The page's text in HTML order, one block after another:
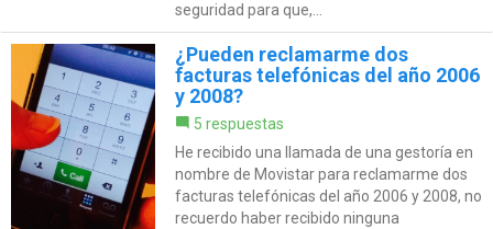
seguridad para que,...
¿Pueden reclamarme dos
facturas telefónicas del año 2006
y 2008?
5 respuestas
He recibido una llamada de una gestoría en
nombre de Movistar para reclamarme dos
facturas telefónicas del año 2006 y 2008, no
recuerdo haber recibido ninguna